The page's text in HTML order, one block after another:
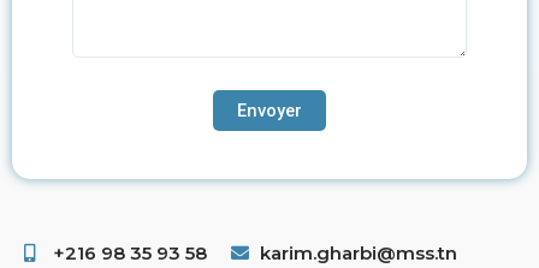
+216 98 35 93 58 ​
karim.gharbi@mss.tn